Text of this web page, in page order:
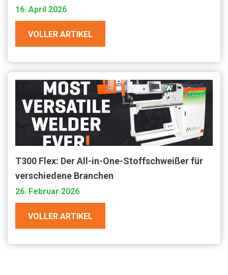
16. April 2026
VOLLER ARTIKEL
T300 Flex: Der All-in-One-Stoffschweißer für
verschiedene Branchen
26. Februar 2026
VOLLER ARTIKEL